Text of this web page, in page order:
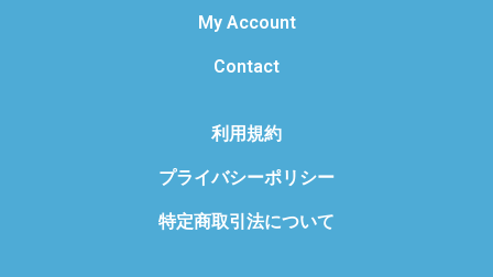
My Account
Contact
利用規約
プライバシーポリシー
特定商取引法について